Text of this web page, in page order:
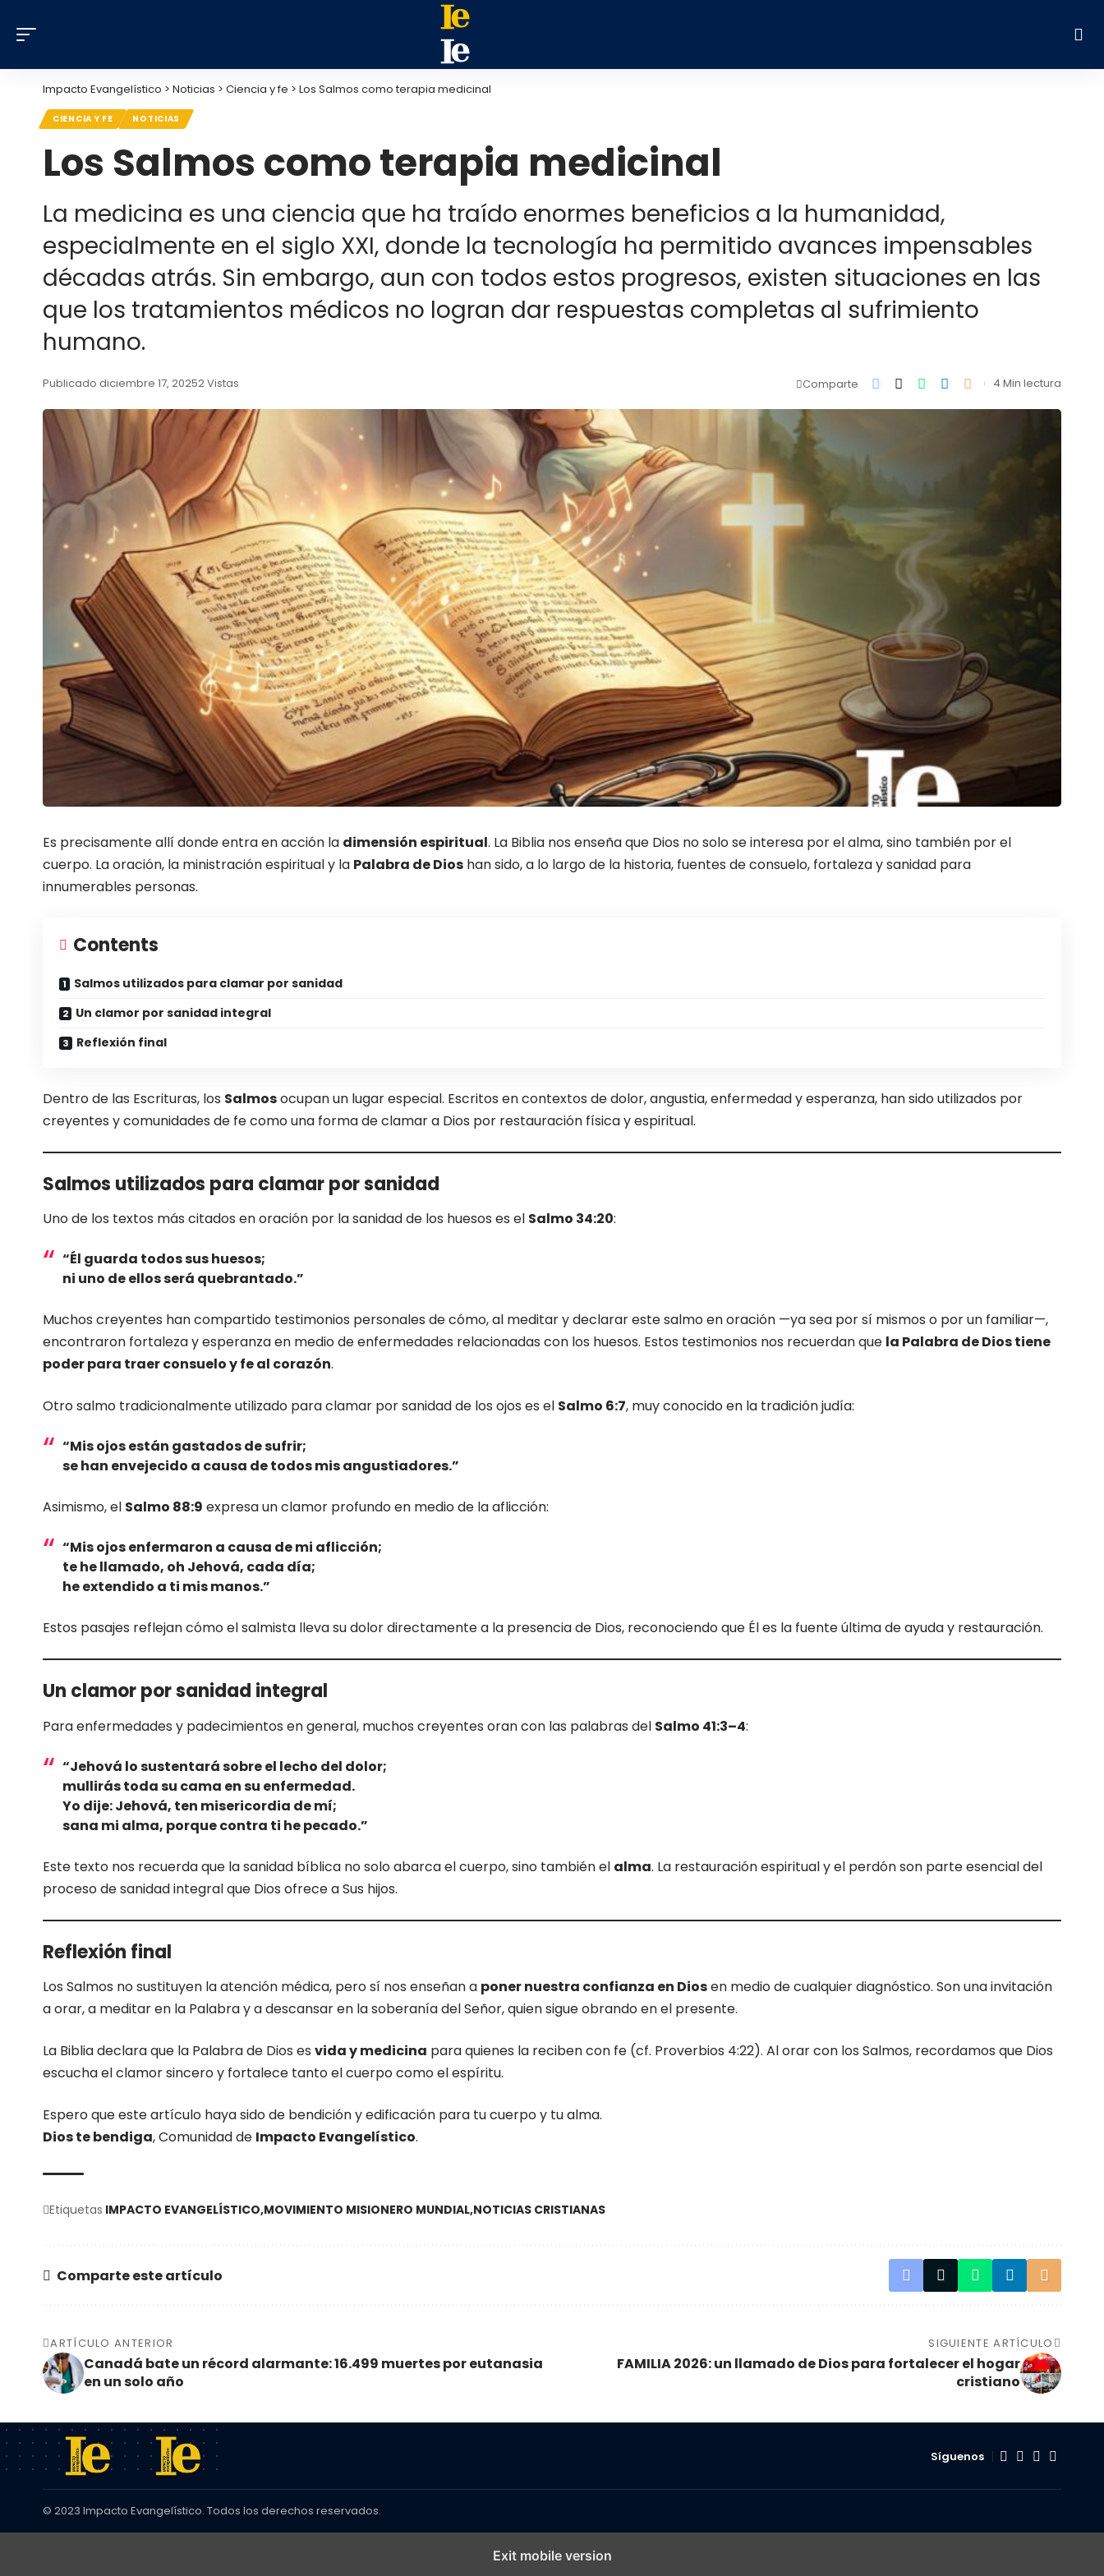
Impacto Evangelístico > Noticias > Ciencia y fe > Los Salmos como terapia medicinal
CIENCIA Y FE NOTICIAS
Los Salmos como terapia medicinal
La medicina es una ciencia que ha traído enormes beneficios a la humanidad,
especialmente en el siglo XXI, donde la tecnología ha permitido avances impensables
décadas atrás. Sin embargo, aun con todos estos progresos, existen situaciones en las
que los tratamientos médicos no logran dar respuestas completas al sufrimiento
humano.
Publicado diciembre 17, 20252 Vistas Comparte 4 Min lectura
Es precisamente allí donde entra en acción la dimensión espiritual. La Biblia nos enseña que Dios no solo se interesa por el alma, sino también por el
cuerpo. La oración, la ministración espiritual y la Palabra de Dios han sido, a lo largo de la historia, fuentes de consuelo, fortaleza y sanidad para
innumerables personas.
Contents
Salmos utilizados para clamar por sanidad
Un clamor por sanidad integral
Reflexión final
Dentro de las Escrituras, los Salmosocupan un lugar especial. Escritos en contextos de dolor, angustia, enfermedad y esperanza, han sido utilizados por
creyentes y comunidades de fe como una forma de clamar a Dios por restauración física y espiritual.
Salmos utilizados para clamar por sanidad
Uno de los textos más citados en oración por la sanidad de los huesos es el Salmo 34:20:
“Él guarda todos sus huesos;
ni uno de ellos será quebrantado.”
Muchos creyentes han compartido testimonios personales de cómo, al meditar y declarar este salmo en oración —ya sea por sí mismos o por un familiar—,
encontraron fortaleza y esperanza en medio de enfermedades relacionadas con los huesos. Estos testimonios nos recuerdan que la Palabra de Dios tiene
poder para traer consuelo y fe al corazón.
Otro salmo tradicionalmente utilizado para clamar por sanidad de los ojos es el Salmo 6:7, muy conocido en la tradición judía:
“Mis ojos están gastados de sufrir;
se han envejecido a causa de todos mis angustiadores.”
Asimismo, el Salmo 88:9 expresa un clamor profundo en medio de la aflicción:
“Mis ojos enfermaron a causa de mi aflicción;
te he llamado, oh Jehová, cada día;
he extendido a ti mis manos.”
Estos pasajes reflejan cómo el salmista lleva su dolor directamente a la presencia de Dios, reconociendo que Él es la fuente última de ayuda y restauración.
Un clamor por sanidad integral
Para enfermedades y padecimientos en general, muchos creyentes oran con las palabras del Salmo 41:3–4:
“Jehová lo sustentará sobre el lecho del dolor;
mullirás toda su cama en su enfermedad.
Yo dije: Jehová, ten misericordia de mí;
sana mi alma, porque contra ti he pecado.”
Este texto nos recuerda que la sanidad bíblica no solo abarca el cuerpo, sino también el alma. La restauración espiritual y el perdón son parte esencial del
proceso de sanidad integral que Dios ofrece a Sus hijos.
Reflexión final
Los Salmos no sustituyen la atención médica, pero sí nos enseñan a poner nuestra confianza en Diosen medio de cualquier diagnóstico. Son una invitación
a orar, a meditar en la Palabra y a descansar en la soberanía del Señor, quien sigue obrando en el presente.
La Biblia declara que la Palabra de Dios es vida y medicina para quienes la reciben con fe (cf. Proverbios 4:22). Al orar con los Salmos, recordamos que Dios
escucha el clamor sincero y fortalece tanto el cuerpo como el espíritu.
Espero que este artículo haya sido de bendición y edificación para tu cuerpo y tu alma.
Dios te bendiga, Comunidad de Impacto Evangelístico.
Etiquetas IMPACTO EVANGELÍSTICO MOVIMIENTO MISIONERO MUNDIAL NOTICIAS CRISTIANAS
Comparte este artículo
ARTÍCULO ANTERIOR
Canadá bate un récord alarmante: 16.499 muertes por eutanasia
en un solo año
SIGUIENTE ARTÍCULO
FAMILIA 2026: un llamado de Dios para fortalecer el hogar
cristiano
Síguenos
© 2023 Impacto Evangelístico. Todos los derechos reservados.
Exit mobile version